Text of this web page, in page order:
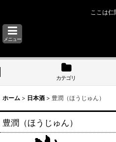
ここは仁
メニュー
カテゴリ
ホーム > 日本酒 > 豊潤（ほうじゅん）
豊潤（ほうじゅん）